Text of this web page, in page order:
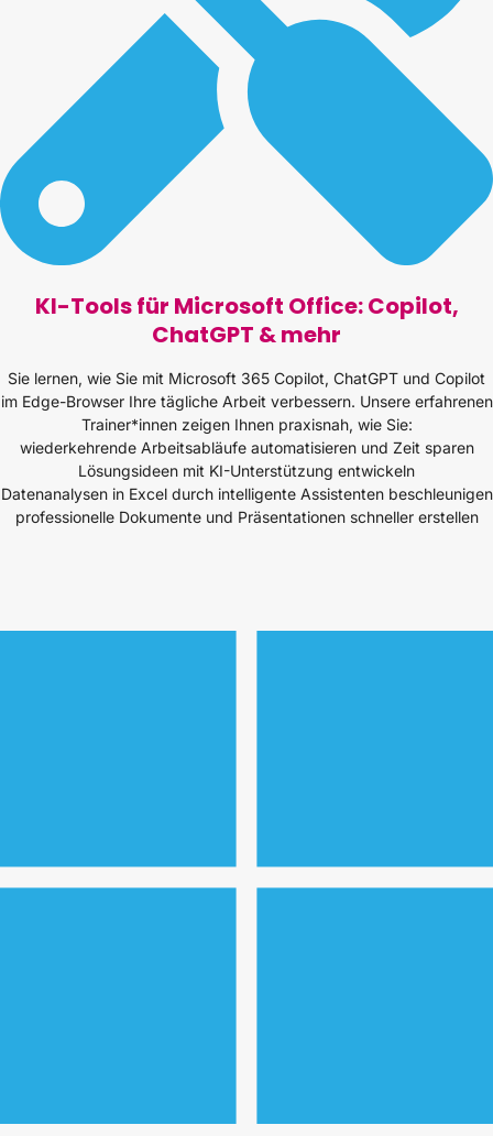
KI-Tools für Microsoft Office: Copilot,
ChatGPT & mehr
Sie lernen, wie Sie mit Microsoft 365 Copilot, ChatGPT und Copilot
im Edge-Browser Ihre tägliche Arbeit verbessern. Unsere erfahrenen
Trainer*innen zeigen Ihnen praxisnah, wie Sie:
wiederkehrende Arbeitsabläufe automatisieren und Zeit sparen
Lösungsideen mit KI-Unterstützung entwickeln
Datenanalysen in Excel durch intelligente Assistenten beschleunigen
professionelle Dokumente und Präsentationen schneller erstellen